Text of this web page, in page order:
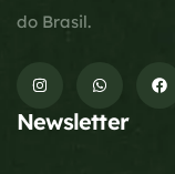
do Brasil.
Newsletter